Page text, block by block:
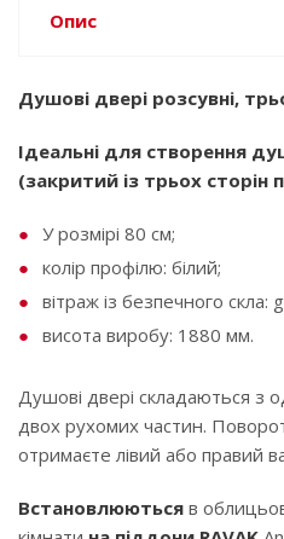
Опис
Душові двері розсувні,
Ідеальні для створення
(закритий із трьох сторін
У розмірі 80 см;
колір профілю: білий;
вітраж із безпечного скла:
висота виробу: 1880 мм.
Душові двері складаються з
двох рухомих частин.
отримаєте лівий або правий
Встановлюються в